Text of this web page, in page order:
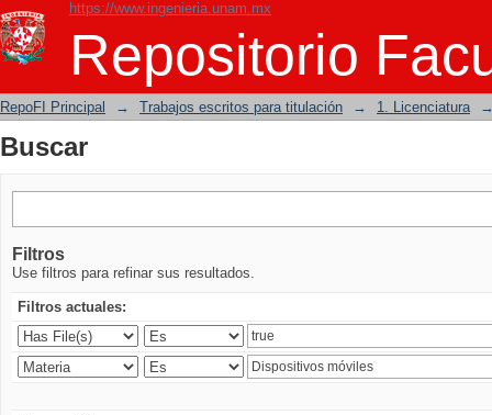
https://www.ingenieria.unam.mx
Repositorio
Buscar
RepoFI Principal → Trabajos escritos para titulación → 1. Licenciatura
Buscar
Filtros
Use filtros para refinar sus resultados.
Filtros actuales: